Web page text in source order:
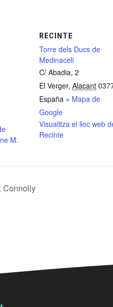
M.
RECINTE
Torre dels Ducs de
Medinaceli
C/ Abadia, 2
El Verger, Alacant
España + Mapa de
Google
Visualitza el lloc web
Recinte
Connolly